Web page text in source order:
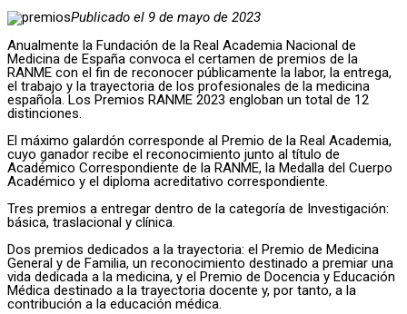
Publicado el 9 de mayo de 2023
Anualmente la Fundación de la Real Academia Nacional de
Medicina de España convoca el certamen de premios de la
RANME con el fin de reconocer públicamente la labor, la entrega,
el trabajo y la trayectoria de los profesionales de la medicina
española. Los Premios RANME 2023 engloban un total de 12
distinciones.
El máximo galardón corresponde al Premio de la Real Academia,
cuyo ganador recibe el reconocimiento junto al título de
Académico Correspondiente de la RANME, la Medalla del Cuerpo
Académico y el diploma acreditativo correspondiente.
Tres premios a entregar dentro de la categoría de Investigación:
básica, traslacional y clínica.
Dos premios dedicados a la trayectoria: el Premio de Medicina
General y de Familia, un reconocimiento destinado a premiar una
vida dedicada a la medicina, y el Premio de Docencia y Educación
Médica destinado a la trayectoria docente y, por tanto, a la
contribución a la educación médica.